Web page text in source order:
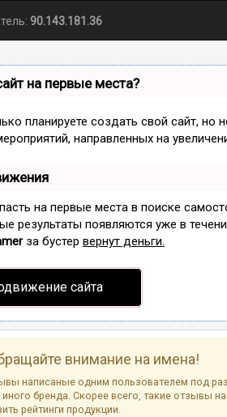
90.143.181.36
на первые места?
планируете создать свой сайт, но
направленных на
на первые места в поиске
результаты появляются уже в
за бустер вернут деньги.
сайта
внимание на имена!
написаные одним пользователем под
иного бренда. Скорее всего, такие отзывы
рейтинги продукции.